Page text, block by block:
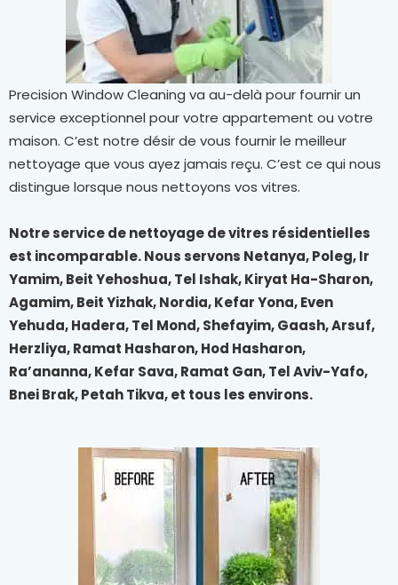
Precision Window Cleaning va au-delà pour fournir un
service exceptionnel pour votre appartement ou votre
maison. C’est notre désir de vous fournir le meilleur
nettoyage que vous ayez jamais reçu. C’est ce qui nous
distingue lorsque nous nettoyons vos vitres.
Notre service de nettoyage de vitres résidentielles
est incomparable. Nous servons Netanya, Poleg, Ir
Yamim, Beit Yehoshua, Tel Ishak, Kiryat Ha-Sharon,
Agamim, Beit Yizhak, Nordia, Kefar Yona, Even
Yehuda, Hadera, Tel Mond, Shefayim, Gaash, Arsuf,
Herzliya, Ramat Hasharon, Hod Hasharon,
Ra’ananna, Kefar Sava, Ramat Gan, Tel Aviv-Yafo,
Bnei Brak, Petah Tikva, et tous les environs.